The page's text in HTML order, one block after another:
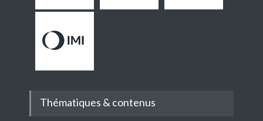
Thématiques & contenus